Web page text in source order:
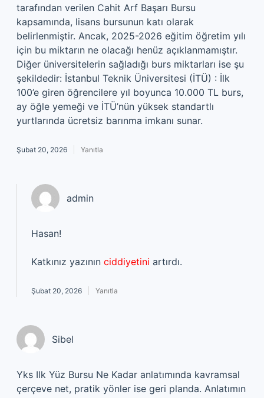
tarafından verilen Cahit Arf Başarı Bursu
kapsamında, lisans bursunun katı olarak
belirlenmiştir. Ancak, 2025-2026 eğitim öğretim yılı
için bu miktarın ne olacağı henüz açıklanmamıştır.
Diğer üniversitelerin sağladığı burs miktarları ise şu
şekildedir: İstanbul Teknik Üniversitesi (İTÜ) : İlk
100’e giren öğrencilere yıl boyunca 10.000 TL burs,
ay öğle yemeği ve İTÜ’nün yüksek standartlı
yurtlarında ücretsiz barınma imkanı sunar.
Şubat 20, 2026 Yanıtla
admin
Hasan!
Katkınız yazının ciddiyetini artırdı.
Şubat 20, 2026 Yanıtla
Sibel
Yks Ilk Yüz Bursu Ne Kadar anlatımında kavramsal
çerçeve net, pratik yönler ise geri planda. Anlatımın